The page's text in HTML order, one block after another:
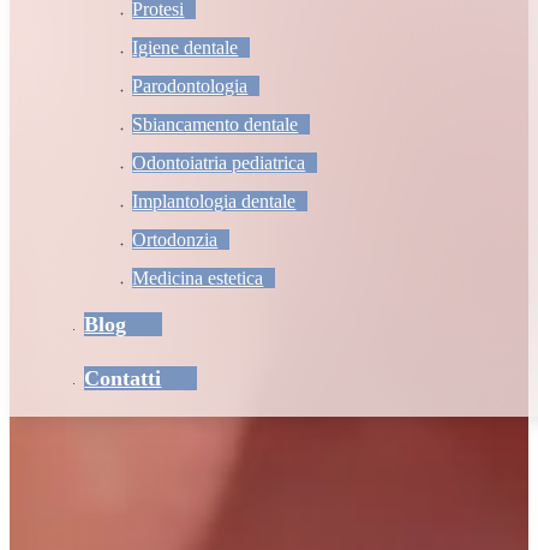
Protesi
Igiene dentale
Parodontologia
Sbiancamento dentale
Odontoiatria pediatrica
Implantologia dentale
Ortodonzia
Medicina estetica
Blog
Contatti